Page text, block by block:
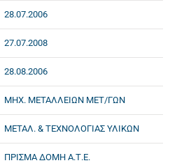
28.07.2006
27.07.2008
28.08.2006
ΜΗΧ. ΜΕΤΑΛΛΕΙΩΝ ΜΕΤ/ΓΩΝ
ΜΕΤΑΛ. & ΤΕΧΝΟΛΟΓΙΑΣ ΥΛΙΚΩΝ
ΠΡΙΣΜΑ ΔΟΜΗ Α.Τ.Ε.